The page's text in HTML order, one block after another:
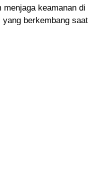
keamanan di
berkembang saat